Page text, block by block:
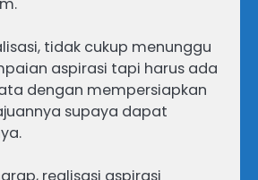
tidak cukup menunggu
aspirasi tapi harus ada
dengan mempersiapkan
supaya dapat